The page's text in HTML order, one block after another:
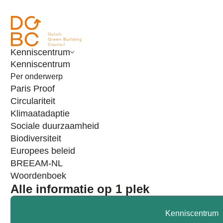
Kenniscentrum
Kenniscentrum
Per onderwerp
Paris Proof
Circulariteit
Klimaatadaptie
Sociale duurzaamheid
Biodiversiteit
Europees beleid
BREEAM-NL
Woordenboek
Alle informatie op 1 plek
Kenniscentrum
Nieuws